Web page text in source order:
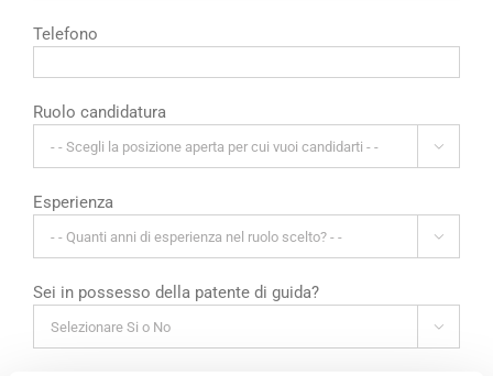
Telefono
Ruolo candidatura

Esperienza

Sei in possesso della patente di guida?
